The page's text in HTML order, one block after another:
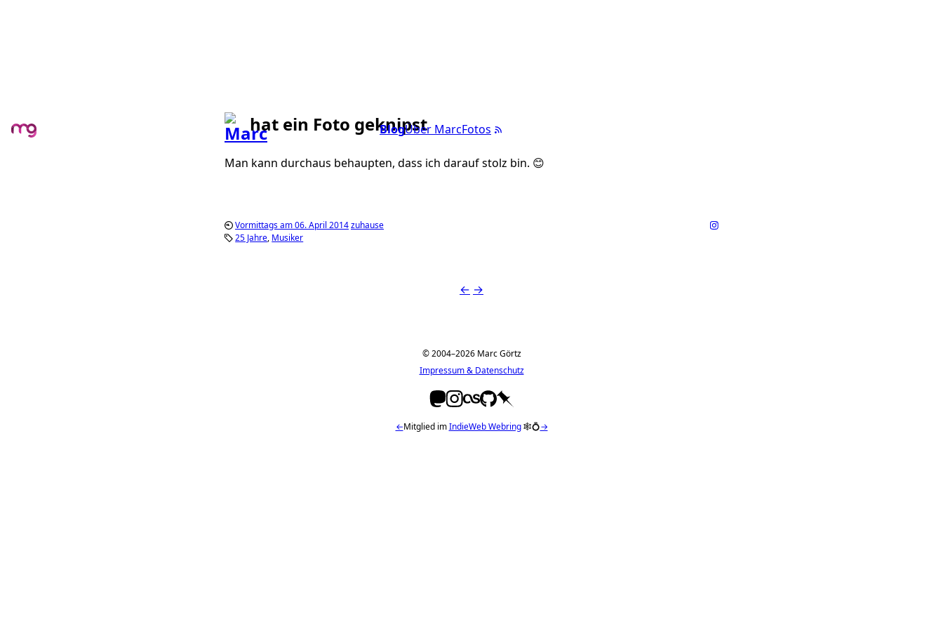
BlogÜber MarcFotos
hat ein Foto geknipst
Man kann durchaus behaupten, dass ich darauf stolz bin. 😊
Vormittags am 06. April 2014zuhause
25 Jahre Musiker
← →
© 2004–2026 Marc Görtz
Impressum & Datenschutz
←Mitglied imIndieWeb Webring🕸💍→